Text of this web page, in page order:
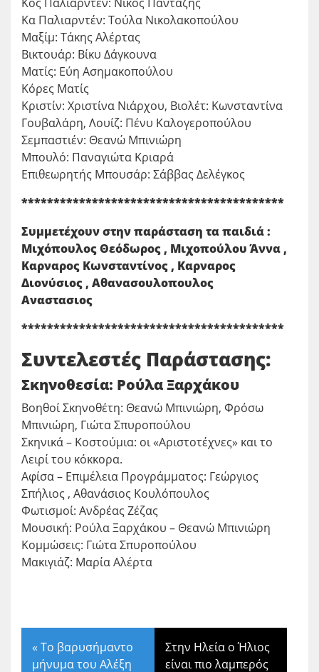
Κα Παλιαρντέν: Τούλα Νικολακοπούλου
Μαξίμ: Τάκης Αλέρτας
Βικτουάρ: Βίκυ Δάγκουνα
Ματίς: Εύη Ασημακοπούλου
Κόρες Ματίς
Κριστίν: Χριστίνα Νιάρχου, Βιολέτ: Κωνσταντίνα
Γουβαλάρη, Λουίζ: Πένυ Καλογεροπούλου
Σεμπαστιέν: Θεανώ Μπινιώρη
Μπουλό: Παναγιώτα Κριαρά
Επιθεωρητής Μπουσάρ: Σάββας Δελέγκος
*****************************************
Συμμετέχουν στην παράσταση τα παιδιά :
Μιχόπουλος Θεόδωρος , Μιχοπούλου Άννα ,
Καρναρος Κωνσταντίνος , Καρναρος
Διονύσιος , Αθανασουλοπουλος
Αναστασιος
*****************************************
Συντελεστές Παράστασης:
Σκηνοθεσία: Ρούλα Ξαρχάκου
Βοηθοί Σκηνοθέτη: Θεανώ Μπινιώρη, Φρόσω
Μπινιώρη, Γιώτα Σπυροπούλου
Σκηνικά – Κοστούμια: οι «Αριστοτέχνες» και το
Λειρί του κόκκορα.
Αφίσα – Επιμέλεια Προγράμματος: Γεώργιος
Σπήλιος , Αθανάσιος Κουλόπουλος
Φωτισμοί: Ανδρέας Ζέζας
Μουσική: Ρούλα Ξαρχάκου – Θεανώ Μπινιώρη
Κομμώσεις: Γιώτα Σπυροπούλου
Μακιγιάζ: Μαρία Αλέρτα
« Το βαρυσήμαντο
μήνυμα του Αλέξη
Στην Ηλεία ο Ήλιος
είναι πιο λαμπερός